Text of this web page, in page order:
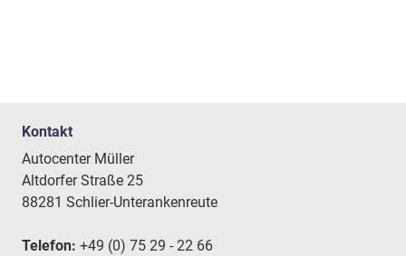
Kontakt
Autocenter Müller
Altdorfer Straße 25
88281 Schlier-Unterankenreute
Telefon: +49 (0) 75 29 - 22 66